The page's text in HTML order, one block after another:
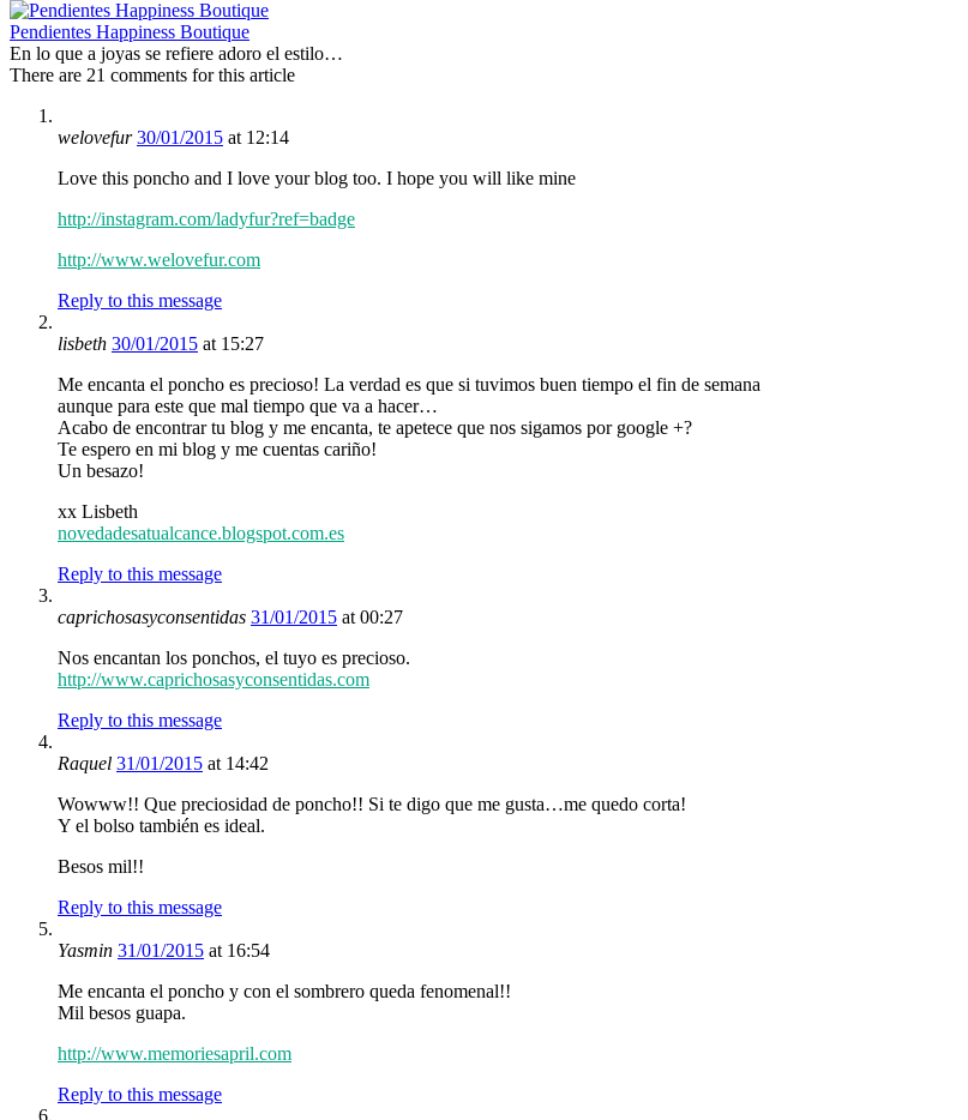
Pendientes Happiness Boutique
En lo que a joyas se refiere adoro el estilo…
There are 21 comments for this article
welovefur30/01/2015 at 12:14
Love this poncho and I love your blog too. I hope you will like mine
http://instagram.com/ladyfur?ref=badge
http://www.welovefur.com
Reply to this message
lisbeth 30/01/2015 at 15:27
Me encanta el poncho es precioso! La verdad es que si tuvimos buen tiempo el fin de semana
aunque para este que mal tiempo que va a hacer…
Acabo de encontrar tu blog y me encanta, te apetece que nos sigamos por google +?
Te espero en mi blog y me cuentas cariño!
Un besazo!
xx Lisbeth
novedadesatualcance.blogspot.com.es
Reply to this message
caprichosasyconsentidas 31/01/2015 at 00:27
Nos encantan los ponchos, el tuyo es precioso.
http://www.caprichosasyconsentidas.com
Reply to this message
Raquel 31/01/2015 at 14:42
Wowww!! Que preciosidad de poncho!! Si te digo que me gusta…me quedo corta!
Y el bolso también es ideal.
Besos mil!!
Reply to this message
Yasmin 31/01/2015 at 16:54
Me encanta el poncho y con el sombrero queda fenomenal!!
Mil besos guapa.
http://www.memoriesapril.com
Reply to this message